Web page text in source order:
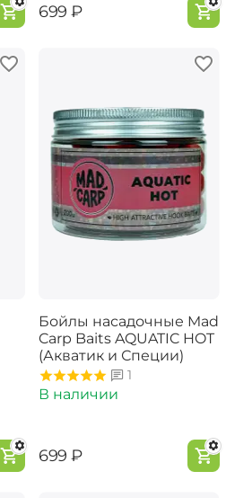
‍699‍ ₽
Бойлы насадочные Mad
Carp Baits AQUATIC HOT
(Акватик и Специи)
1
В наличии
‍699‍ ₽